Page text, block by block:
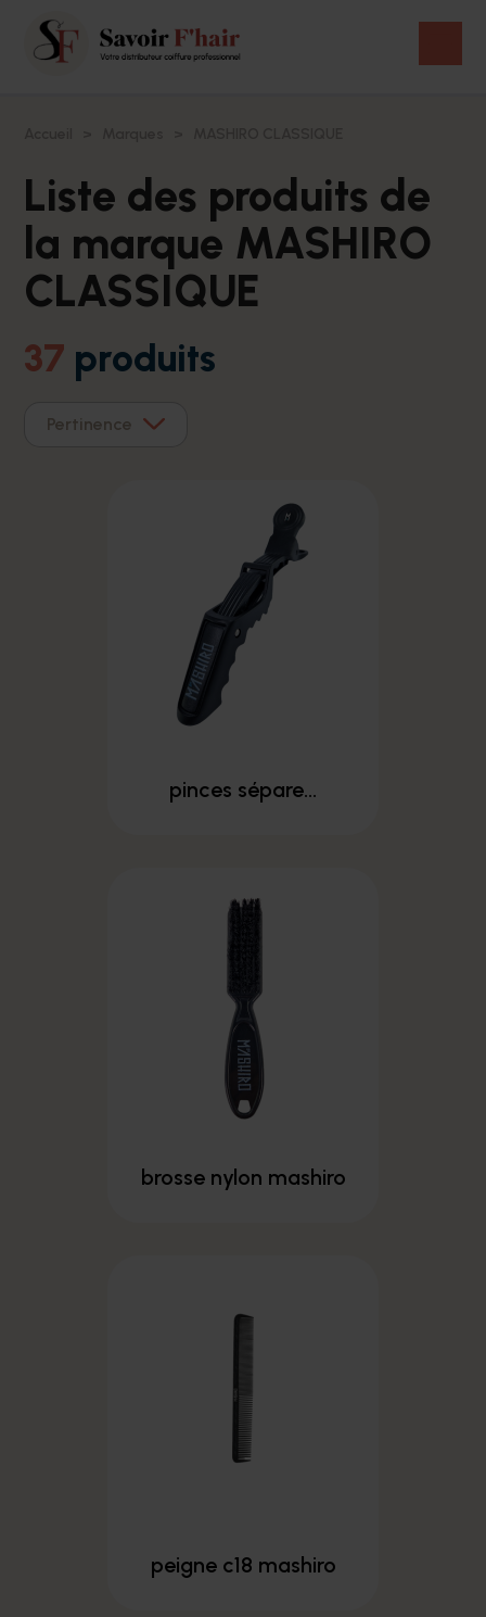
Liste des produits de
la marque MASHIRO
CLASSIQUE
37 produits
Pertinence
pinces sépare...
brosse nylon mashiro
peigne c18 mashiro